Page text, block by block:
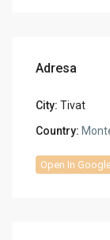
Adresa
City: Tivat
Country:
Open In